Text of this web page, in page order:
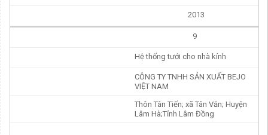
2013
9
Hệ thống tưới cho nhà kính
CÔNG TY TNHH SẢN XUẤT BEJO
VIỆT NAM
Thôn Tân Tiến; xã Tân Văn; Huyện
Lâm Hà;Tỉnh Lâm Đồng